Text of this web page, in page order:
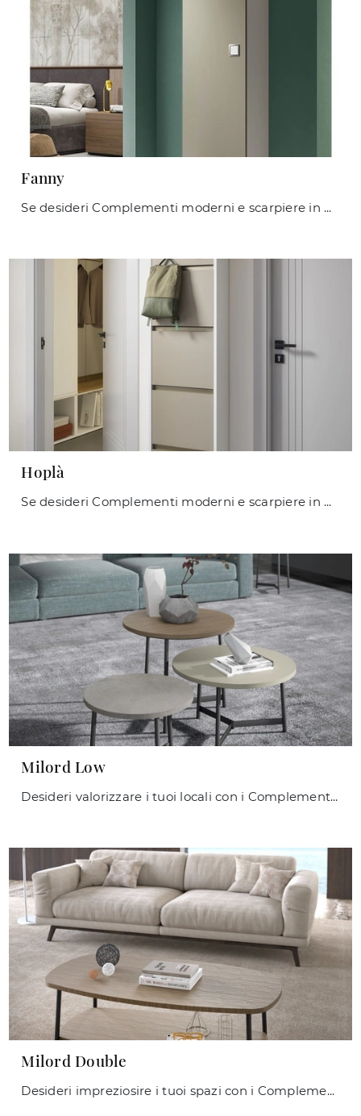
Fanny
Se desideri Complementi moderni e scarpiere in melaminico scopri di più sul modello Fanny della firma Maconi.
Hoplà
Se desideri Complementi moderni e scarpiere in melaminico ottieni informazioni sul modello Hoplà del marchio Maconi.
Milord Low
Desideri valorizzare i tuoi locali con i Complementi Maconi? Ecco qui molteplici modelli di tavolini in melaminico come Milord Low.
Milord Double
Desideri impreziosire i tuoi spazi con i Complementi Maconi? Eccoti vari modelli di tavolini in melaminico come Milord Double.